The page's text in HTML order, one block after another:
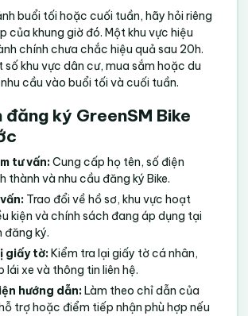
buổi tối hoặc cuối tuần, hãy hỏi riêng
của khung giờ đó. Một khu vực hiệu
chính chưa chắc hiệu quả sau 20h.
số khu vực dân cư, mua sắm hoặc du
cầu vào buổi tối và cuối tuần.
ký GreenSM Bike
tư vấn:Cung cấp họ tên, số điện
thành và nhu cầu đăng ký Bike.
Trao đổi về hồ sơ, khu vực hoạt
kiện và chính sách đang áp dụng tại
đăng ký.
giấy tờ:Kiểm tra lại giấy tờ cá nhân,
lái xe và thông tin liên hệ.
hướng dẫn:Làm theo chỉ dẫn của
trợ hoặc điểm tiếp nhận phù hợp nếu